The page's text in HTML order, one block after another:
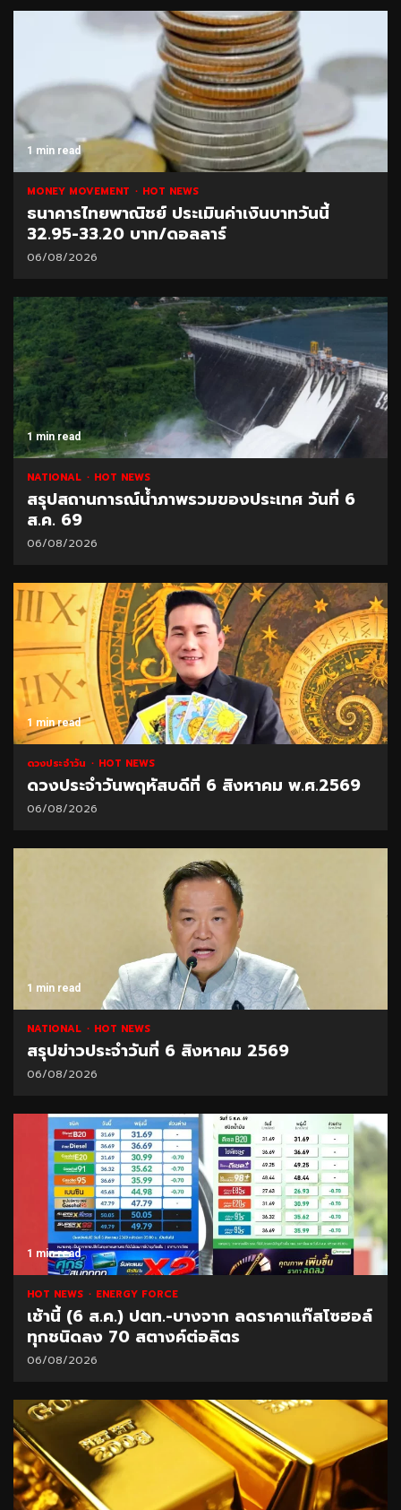
1 min read
MONEY MOVEMENT HOT NEWS
ธนาคารไทยพาณิชย์ ประเมินค่าเงินบาทวันนี้
32.95-33.20 บาท/ดอลลาร์
06/08/2026
1 min read
NATIONAL HOT NEWS
สรุปสถานการณ์น้ำภาพรวมของประเทศ วันที่ 6
ส.ค. 69
06/08/2026
1 min read
ดวงประจำวัน HOT NEWS
ดวงประจำวันพฤหัสบดีที่ 6 สิงหาคม พ.ศ.2569
06/08/2026
1 min read
NATIONAL HOT NEWS
สรุปข่าวประจำวันที่ 6 สิงหาคม 2569
06/08/2026
1 min read
HOT NEWS ENERGY FORCE
เช้านี้ (6 ส.ค.) ปตท.-บางจาก ลดราคาแก๊สโซฮอล์
ทุกชนิดลง 70 สตางค์ต่อลิตร
06/08/2026